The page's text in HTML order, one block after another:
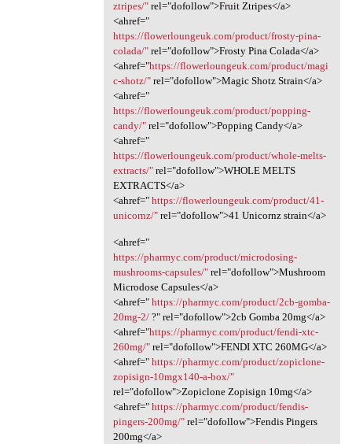
ztripes/"rel="dofollow">Fruit Ztripes</a>
<ahref="
https://flowerloungeuk.com/product/frosty-pina-
colada/"rel="dofollow">Frosty Pina Colada</a>
<ahref="https://flowerloungeuk.com/product/magi
c-shotz/"rel="dofollow">Magic Shotz Strain</a>
<ahref="
https://flowerloungeuk.com/product/popping-
candy/"rel="dofollow">Popping Candy</a>
<ahref="
https://flowerloungeuk.com/product/whole-melts-
extracts/"rel="dofollow">WHOLE MELTS
EXTRACTS</a>
<ahref=" https://flowerloungeuk.com/product/41-
unicornz/"rel="dofollow">41 Unicornz strain</a>
<ahref="
https://pharmyc.com/product/microdosing-
mushrooms-capsules/"rel="dofollow">Mushroom
Microdose Capsules</a>
<ahref=" https://pharmyc.com/product/2cb-gomba-
20mg-2/?" rel="dofollow">2cb Gomba 20mg</a>
<ahref="https://pharmyc.com/product/fendi-xtc-
260mg/"rel="dofollow">FENDI XTC 260MG</a>
<ahref=" https://pharmyc.com/product/zopiclone-
zopisign-10mgx140-a-box/"
rel="dofollow">Zopiclone Zopisign 10mg</a>
<ahref=" https://pharmyc.com/product/fendis-
pingers-200mg/"rel="dofollow">Fendis Pingers
200mg</a>